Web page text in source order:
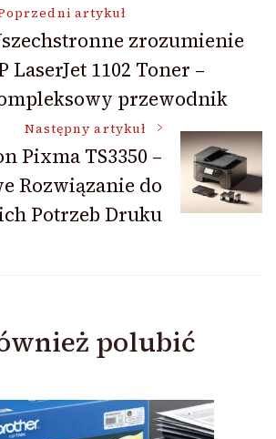
artykuł
zrozumienie
LaserJet 1102 Toner –
przewodnik
Następny artykuł
Pixma TS3350 –
Rozwiązanie do
Potrzeb Druku
polubić